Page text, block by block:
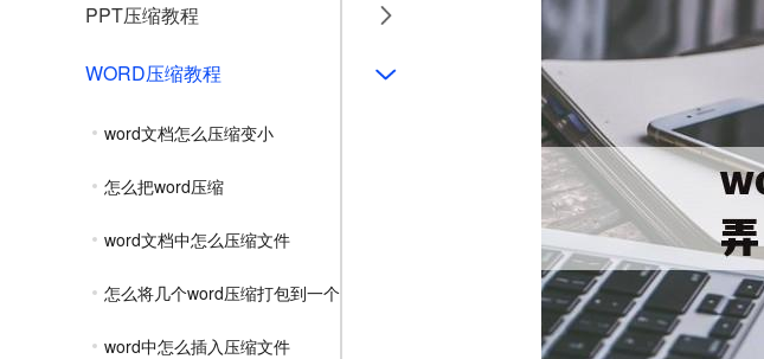
PPT压缩教程
WORD压缩教程
word文档怎么压缩变小
怎么把word压缩
word文档中怎么压缩文件
怎么将几个word压缩打包到一个
word中怎么插入压缩文件